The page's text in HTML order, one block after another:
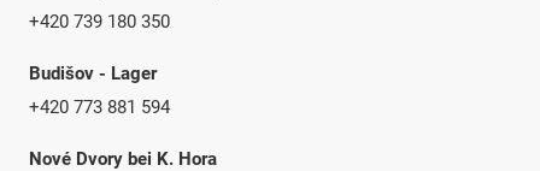
+420 739 180 350
Budišov - Lager
+420 773 881 594
Nové Dvory bei K. Hora